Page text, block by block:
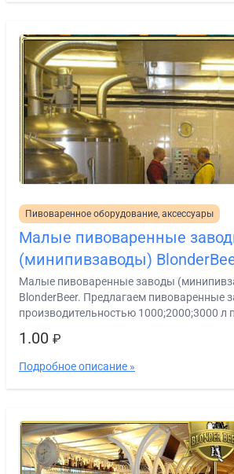
Пивоваренное оборудование, аксессуары
Малые пивоваренные
(минипивзаводы)
Малые пивоваренные заводы
BlonderBeer. Предлагаем пивоваренные
производительностью 1000;2000;3000 л
1.00 ₽
Подробное описание »